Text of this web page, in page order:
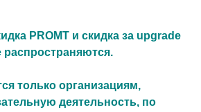
PROMT и скидка за upgrade
распространяются.
только организациям,
деятельность, по